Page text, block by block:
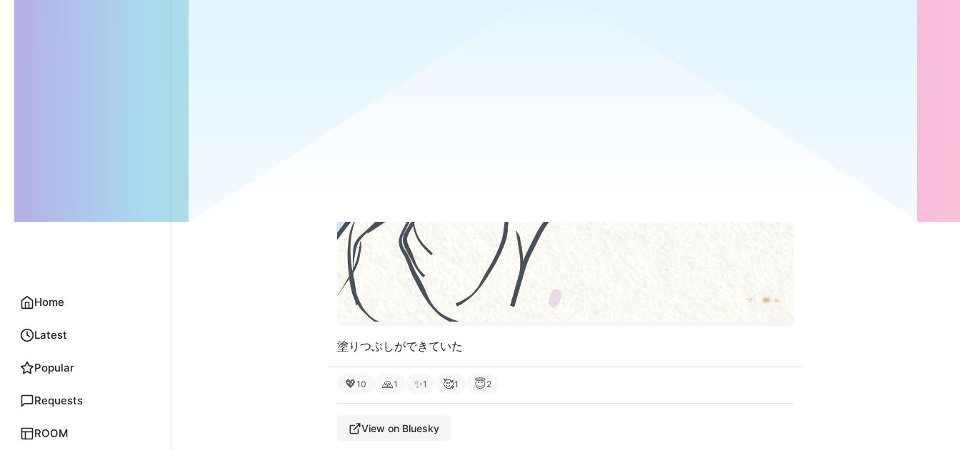
Home
Latest
Popular
Requests
ROOM
塗りつぶしができていた
💖10 🙏1 ✨1 🥰1 😇2
View on Bluesky